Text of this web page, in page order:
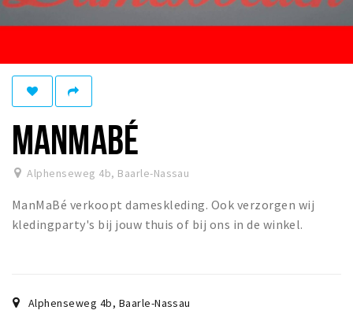
Agenda
Eten
Slapen
Recreatief
Winkels
Winkelgebieden
Bezienswaardigheden
MANMABÉ
Alphenseweg 4b, Baarle-Nassau
ManMaBé verkoopt dameskleding. Ook verzorgen wij
kledingparty's bij jouw thuis of bij ons in de winkel.
Alphenseweg 4b, Baarle-Nassau